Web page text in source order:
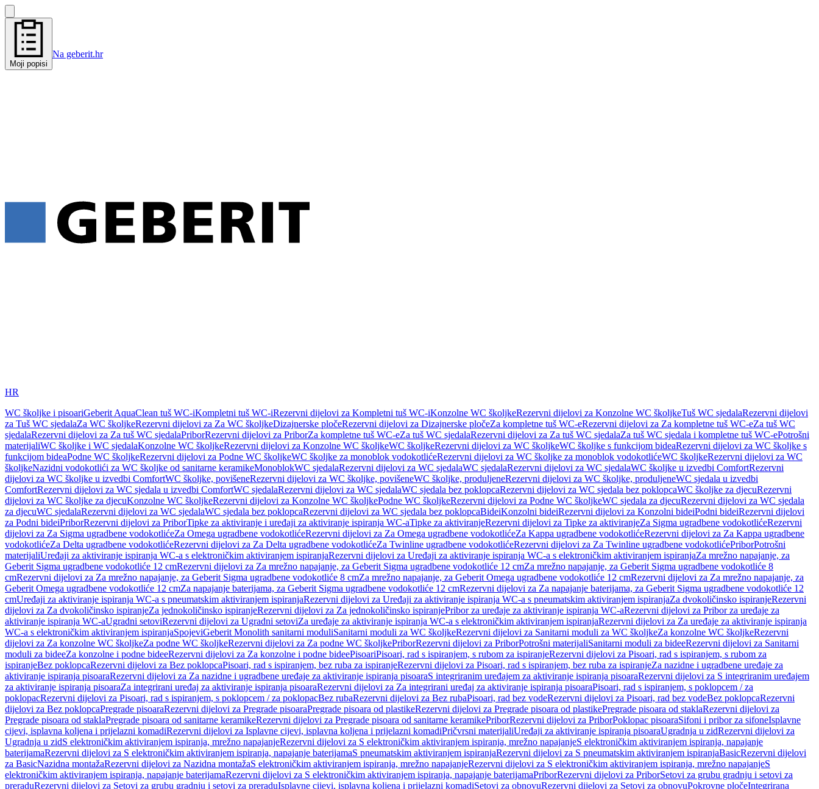
Moji popisi
Na geberit.hr
HR
WC školjke i pisoariGeberit AquaClean tuš WC-iKompletni tuš WC-iRezervni dijelovi za Kompletni tuš WC-iKonzolne WC školjkeRezervni dijelovi za Konzolne WC školjkeTuš WC sjedalaRezervni dijelovi
za Tuš WC sjedalaZa WC školjkeRezervni dijelovi za Za WC školjkeDizajnerske pločeRezervni dijelovi za Dizajnerske pločeZa kompletne tuš WC-eRezervni dijelovi za Za kompletne tuš WC-eZa tuš WC
sjedalaRezervni dijelovi za Za tuš WC sjedalaPriborRezervni dijelovi za PriborZa kompletne tuš WC-eZa tuš WC sjedalaRezervni dijelovi za Za tuš WC sjedalaZa tuš WC sjedala i kompletne tuš WC-ePotrošni
materijaliWC školjke i WC sjedalaKonzolne WC školjkeRezervni dijelovi za Konzolne WC školjkeWC školjkeRezervni dijelovi za WC školjkeWC školjke s funkcijom bideaRezervni dijelovi za WC školjke s
funkcijom bideaPodne WC školjkeRezervni dijelovi za Podne WC školjkeWC školjke za monoblok vodokotlićeRezervni dijelovi za WC školjke za monoblok vodokotlićeWC školjkeRezervni dijelovi za WC
školjkeNazidni vodokotlići za WC školjke od sanitarne keramikeMonoblokWC sjedalaRezervni dijelovi za WC sjedalaWC sjedalaRezervni dijelovi za WC sjedalaWC školjke u izvedbi ComfortRezervni
dijelovi za WC školjke u izvedbi ComfortWC školjke, povišeneRezervni dijelovi za WC školjke, povišeneWC školjke, produljeneRezervni dijelovi za WC školjke, produljeneWC sjedala u izvedbi
ComfortRezervni dijelovi za WC sjedala u izvedbi ComfortWC sjedalaRezervni dijelovi za WC sjedalaWC sjedala bez poklopcaRezervni dijelovi za WC sjedala bez poklopcaWC školjke za djecuRezervni
dijelovi za WC školjke za djecuKonzolne WC školjkeRezervni dijelovi za Konzolne WC školjkePodne WC školjkeRezervni dijelovi za Podne WC školjkeWC sjedala za djecuRezervni dijelovi za WC sjedala
za djecuWC sjedalaRezervni dijelovi za WC sjedalaWC sjedala bez poklopcaRezervni dijelovi za WC sjedala bez poklopcaBideiKonzolni bideiRezervni dijelovi za Konzolni bideiPodni bideiRezervni dijelovi
za Podni bideiPriborRezervni dijelovi za PriborTipke za aktiviranje i uređaji za aktiviranje ispiranja WC-aTipke za aktiviranjeRezervni dijelovi za Tipke za aktiviranjeZa Sigma ugradbene vodokotlićeRezervni
dijelovi za Za Sigma ugradbene vodokotlićeZa Omega ugradbene vodokotlićeRezervni dijelovi za Za Omega ugradbene vodokotlićeZa Kappa ugradbene vodokotlićeRezervni dijelovi za Za Kappa ugradbene
vodokotlićeZa Delta ugradbene vodokotlićeRezervni dijelovi za Za Delta ugradbene vodokotlićeZa Twinline ugradbene vodokotlićeRezervni dijelovi za Za Twinline ugradbene vodokotlićePriborPotrošni
materijaliUređaji za aktiviranje ispiranja WC-a s elektroničkim aktiviranjem ispiranjaRezervni dijelovi za Uređaji za aktiviranje ispiranja WC-a s elektroničkim aktiviranjem ispiranjaZa mrežno napajanje, za
Geberit Sigma ugradbene vodokotliće 12 cmRezervni dijelovi za Za mrežno napajanje, za Geberit Sigma ugradbene vodokotliće 12 cmZa mrežno napajanje, za Geberit Sigma ugradbene vodokotliće 8
cmRezervni dijelovi za Za mrežno napajanje, za Geberit Sigma ugradbene vodokotliće 8 cmZa mrežno napajanje, za Geberit Omega ugradbene vodokotliće 12 cmRezervni dijelovi za Za mrežno napajanje, za
Geberit Omega ugradbene vodokotliće 12 cmZa napajanje baterijama, za Geberit Sigma ugradbene vodokotliće 12 cmRezervni dijelovi za Za napajanje baterijama, za Geberit Sigma ugradbene vodokotliće 12
cmUređaji za aktiviranje ispiranja WC-a s pneumatskim aktiviranjem ispiranjaRezervni dijelovi za Uređaji za aktiviranje ispiranja WC-a s pneumatskim aktiviranjem ispiranjaZa dvokoličinsko ispiranjeRezervni
dijelovi za Za dvokoličinsko ispiranjeZa jednokoličinsko ispiranjeRezervni dijelovi za Za jednokoličinsko ispiranjePribor za uređaje za aktiviranje ispiranja WC-aRezervni dijelovi za Pribor za uređaje za
aktiviranje ispiranja WC-aUgradni setoviRezervni dijelovi za Ugradni setoviZa uređaje za aktiviranje ispiranja WC-a s elektroničkim aktiviranjem ispiranjaRezervni dijelovi za Za uređaje za aktiviranje ispiranja
WC-a s elektroničkim aktiviranjem ispiranjaSpojeviGeberit Monolith sanitarni moduliSanitarni moduli za WC školjkeRezervni dijelovi za Sanitarni moduli za WC školjkeZa konzolne WC školjkeRezervni
dijelovi za Za konzolne WC školjkeZa podne WC školjkeRezervni dijelovi za Za podne WC školjkePriborRezervni dijelovi za PriborPotrošni materijaliSanitarni moduli za bideeRezervni dijelovi za Sanitarni
moduli za bideeZa konzolne i podne bideeRezervni dijelovi za Za konzolne i podne bideePisoariPisoari, rad s ispiranjem, s rubom za ispiranjeRezervni dijelovi za Pisoari, rad s ispiranjem, s rubom za
ispiranjeBez poklopcaRezervni dijelovi za Bez poklopcaPisoari, rad s ispiranjem, bez ruba za ispiranjeRezervni dijelovi za Pisoari, rad s ispiranjem, bez ruba za ispiranjeZa nazidne i ugradbene uređaje za
aktiviranje ispiranja pisoaraRezervni dijelovi za Za nazidne i ugradbene uređaje za aktiviranje ispiranja pisoaraS integriranim uređajem za aktiviranje ispiranja pisoaraRezervni dijelovi za S integriranim uređajem
za aktiviranje ispiranja pisoaraZa integrirani uređaj za aktiviranje ispiranja pisoaraRezervni dijelovi za Za integrirani uređaj za aktiviranje ispiranja pisoaraPisoari, rad s ispiranjem, s poklopcem / za
poklopacRezervni dijelovi za Pisoari, rad s ispiranjem, s poklopcem / za poklopacBez rubaRezervni dijelovi za Bez rubaPisoari, rad bez vodeRezervni dijelovi za Pisoari, rad bez vodeBez poklopcaRezervni
dijelovi za Bez poklopcaPregrade pisoaraRezervni dijelovi za Pregrade pisoaraPregrade pisoara od plastikeRezervni dijelovi za Pregrade pisoara od plastikePregrade pisoara od staklaRezervni dijelovi za
Pregrade pisoara od staklaPregrade pisoara od sanitarne keramikeRezervni dijelovi za Pregrade pisoara od sanitarne keramikePriborRezervni dijelovi za PriborPoklopac pisoaraSifoni i pribor za sifoneIsplavne
cijevi, isplavna koljena i prijelazni komadiRezervni dijelovi za Isplavne cijevi, isplavna koljena i prijelazni komadiPričvrsni materijaliUređaji za aktiviranje ispiranja pisoaraUgradnja u zidRezervni dijelovi za
Ugradnja u zidS elektroničkim aktiviranjem ispiranja, mrežno napajanjeRezervni dijelovi za S elektroničkim aktiviranjem ispiranja, mrežno napajanjeS elektroničkim aktiviranjem ispiranja, napajanje
baterijamaRezervni dijelovi za S elektroničkim aktiviranjem ispiranja, napajanje baterijamaS pneumatskim aktiviranjem ispiranjaRezervni dijelovi za S pneumatskim aktiviranjem ispiranjaBasicRezervni dijelovi
za BasicNazidna montažaRezervni dijelovi za Nazidna montažaS elektroničkim aktiviranjem ispiranja, mrežno napajanjeRezervni dijelovi za S elektroničkim aktiviranjem ispiranja, mrežno napajanjeS
elektroničkim aktiviranjem ispiranja, napajanje baterijamaRezervni dijelovi za S elektroničkim aktiviranjem ispiranja, napajanje baterijamaPriborRezervni dijelovi za PriborSetovi za grubu gradnju i setovi za
preraduRezervni dijelovi za Setovi za grubu gradnju i setovi za preraduIsplavne cijevi, isplavna koljena i prijelazni komadiSetovi za obnovuRezervni dijelovi za Setovi za obnovuPokrovne pločeIntegrirana